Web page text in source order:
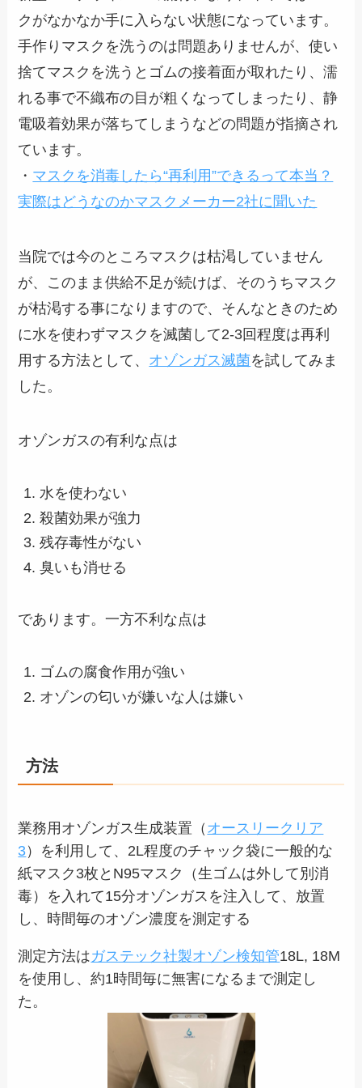
クがなかなか手に入らない状態になっています。
手作りマスクを洗うのは問題ありませんが、使い
捨てマスクを洗うとゴムの接着面が取れたり、濡
れる事で不織布の目が粗くなってしまったり、静
電吸着効果が落ちてしまうなどの問題が指摘され
ています。
・ マスクを消毒したら“再利用”できるって本当？
実際はどうなのかマスクメーカー2社に聞いた
当院では今のところマスクは枯渇していません
が、このまま供給不足が続けば、そのうちマスク
が枯渇する事になりますので、そんなときのため
に水を使わずマスクを滅菌して2-3回程度は再利
用する方法として、 オゾンガス滅菌を試してみま
した。
オゾンガスの有利な点は
水を使わない
殺菌効果が強力
残存毒性がない
臭いも消せる
であります。一方不利な点は
ゴムの腐食作用が強い
オゾンの匂いが嫌いな人は嫌い
方法
業務用オゾンガス生成装置（ オースリークリア
3）を利用して、2L程度のチャック袋に一般的な
紙マスク3枚とN95マスク（生ゴムは外して別消
毒）を入れて15分オゾンガスを注入して、放置
し、時間毎のオゾン濃度を測定する
測定方法はガステック社製オゾン検知管18L, 18M
を使用し、約1時間毎に無害になるまで測定し
た。